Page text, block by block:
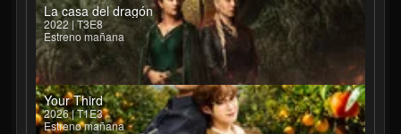
La casa del dragón
2022 | T3E8
Estreno mañana
Your Third
2026 | T1E3
Estreno mañana